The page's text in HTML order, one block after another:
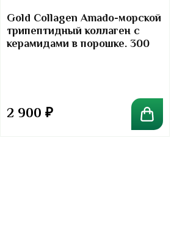
Gold Collagen Amado-морской
трипептидный коллаген с
керамидами в порошке. 300
2 900 ₽